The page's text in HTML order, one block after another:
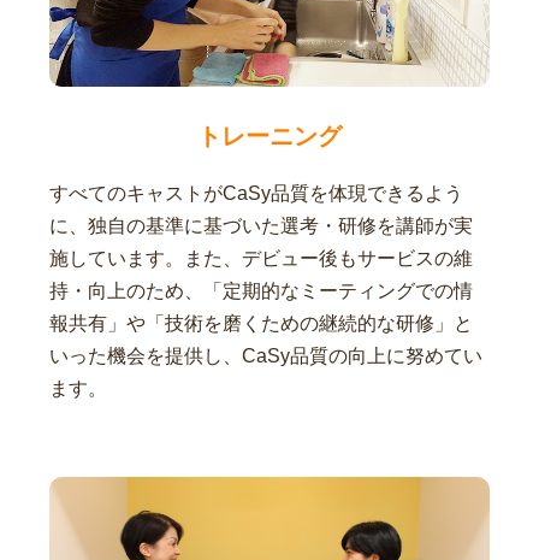
トレーニング
すべてのキャストがCaSy品質を体現できるよう
に、独自の基準に基づいた選考・研修を講師が実
施しています。また、デビュー後もサービスの維
持・向上のため、「定期的なミーティングでの情
報共有」や「技術を磨くための継続的な研修」と
いった機会を提供し、CaSy品質の向上に努めてい
ます。